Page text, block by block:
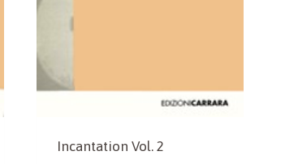
Incantation Vol. 2